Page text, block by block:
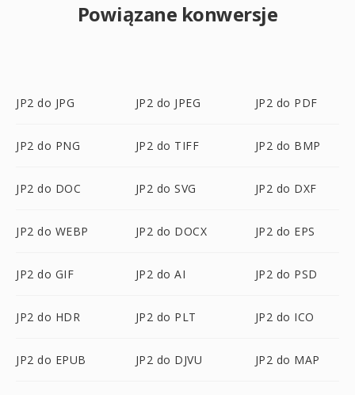
Powiązane konwersje
JP2 do JPG JP2 do JPEG JP2 do PDF
JP2 do PNG JP2 do TIFF JP2 do BMP
JP2 do DOC JP2 do SVG JP2 do DXF
JP2 do WEBP JP2 do DOCX JP2 do EPS
JP2 do GIF JP2 do AI JP2 do PSD
JP2 do HDR JP2 do PLT JP2 do ICO
JP2 do EPUB JP2 do DJVU JP2 do MAP